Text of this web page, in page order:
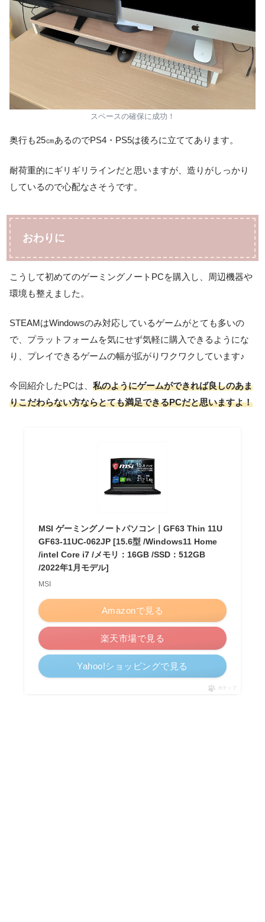
スペースの確保に成功！
奥行も25㎝あるのでPS4・PS5は後ろに立ててあります。
耐荷重的にギリギリラインだと思いますが、造りがしっかり
しているので心配なさそうです。
おわりに
こうして初めてのゲーミングノートPCを購入し、周辺機器や
環境も整えました。
STEAMはWindowsのみ対応しているゲームがとても多いの
で、プラットフォームを気にせず気軽に購入できるようにな
り、プレイできるゲームの幅が拡がりワクワクしています♪
今回紹介したPCは、 私のようにゲームができれば良しのあま
りこだわらない方ならとても満足できるPCだと思いますよ！
MSI ゲーミングノートパソコン｜GF63 Thin 11U
GF63-11UC-062JP [15.6型 /Windows11 Home
/intel Core i7 /メモリ：16GB /SSD：512GB
/2022年1月モデル]
MSI
Amazonで見る
楽天市場で見る
Yahoo!ショッピングで見る
ポチップ